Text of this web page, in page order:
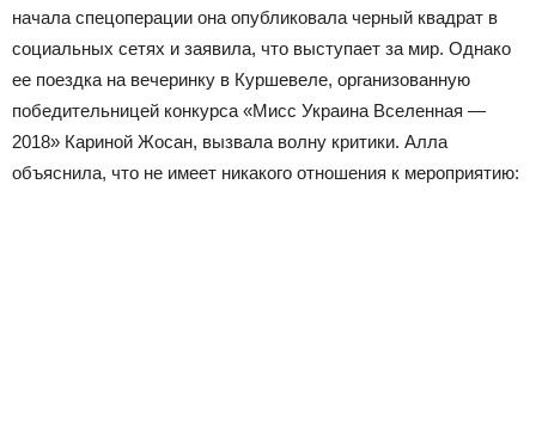
начала спецоперации она опубликовала черный квадрат в
социальных сетях и заявила, что выступает за мир. Однако
ее поездка на вечеринку в Куршевеле, организованную
победительницей конкурса «Мисс Украина Вселенная —
2018» Кариной Жосан, вызвала волну критики. Алла
объяснила, что не имеет никакого отношения к мероприятию: